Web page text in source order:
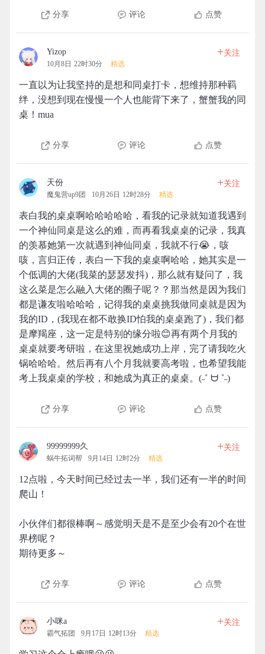
分享 评论 点赞
Yizop
10月8日 22时30分 精选
+关注
一直以为让我坚持的是想和同桌打卡，想维持那种羁
绊，没想到现在慢慢一个人也能背下来了，蟹蟹我的同
桌！mua
分享 评论 点赞
天份
魔鬼营up9团 10月26日 12时28分 精选
+关注
表白我的桌桌啊哈哈哈哈哈，看我的记录就知道我遇到
一个神仙同桌是这么的难，而再看我桌桌的记录，我真
的羡慕她第一次就遇到神仙同桌，我就不行😭，咳
咳，言归正传，表白一下我的桌桌啊哈哈，她其实是一
个低调的大佬(我菜的瑟瑟发抖)，那么就有疑问了，我
这么菜是怎么融入大佬的圈子呢？？那当然是因为我们
都是谦友啦哈哈哈，记得我的桌桌挑我做同桌就是因为
我的ID，(我现在都不敢换ID怕我的桌桌跑了)，我们都
是摩羯座，这一定是特别的缘分啦😊再有两个月我的
桌桌就要考研啦，在这里祝她成功上岸，完了请我吃火
锅哈哈哈。然后再有八个月我就要高考啦，也希望我能
考上我桌桌的学校，和她成为真正的桌桌。(˶˚ ᗨ ˚˶)
分享 评论 点赞
99999999久
蜗牛拓词帮 9月14日 12时2分 精选
+关注
12点啦，今天时间已经过去一半，我们还有一半的时间
爬山！
小伙伴们都很棒啊～感觉明天是不是至少会有20个在世
界榜呢？
期待更多～
分享 评论 点赞
小咪a
霸气拓团 9月17日 12时13分 精选
+关注